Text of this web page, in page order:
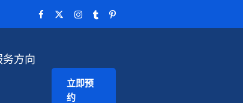
务方向
立即预
约